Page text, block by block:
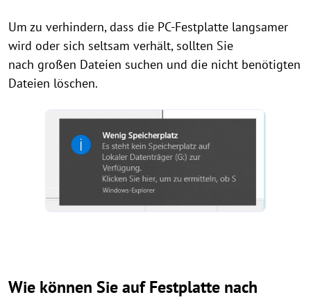
Um zu verhindern, dass die PC-Festplatte langsamer
wird oder sich seltsam verhält, sollten Sie
nach großen Dateien suchen und die nicht benötigten
Dateien löschen.
Wie können Sie auf Festplatte nach